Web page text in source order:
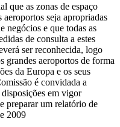
que as zonas de espaço
aeroportos seja apropriadas
negócios e que todas as
de consulta a estes
ser reconhecida, logo
grandes aeroportos de forma
da Europa e os seus
é convidada a
disposições em vigor
preparar um relatório de
2009